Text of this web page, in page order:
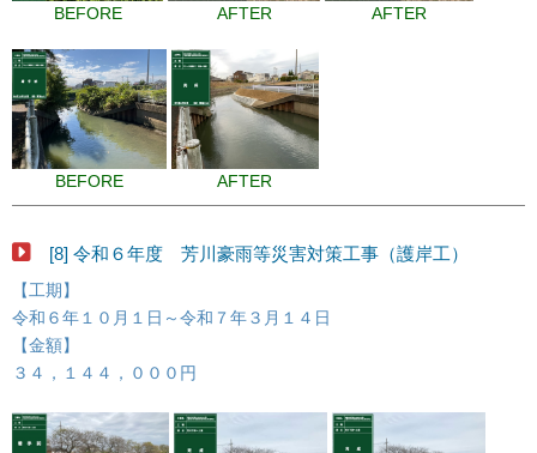
BEFORE AFTER AFTER
BEFORE AFTER
[8] 令和６年度 芳川豪雨等災害対策工事（護岸工）
【工期】
令和６年１０月１日～令和７年３月１４日
【金額】
３４，１４４，０００円